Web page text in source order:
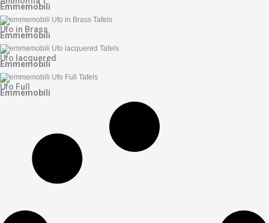
Emmemobili
Ufo in Brass
Emmemobili
Ufo lacquered
Emmemobili
Ufo Full
Emmemobili